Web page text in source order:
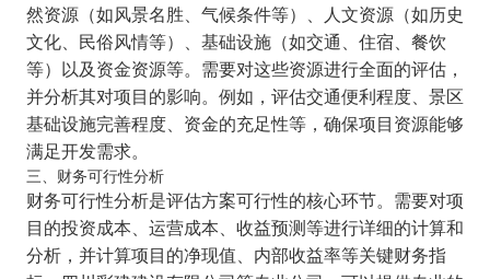
然资源（如风景名胜、气候条件等）、人文资源（如历史
文化、民俗风情等）、基础设施（如交通、住宿、餐饮
等）以及资金资源等。需要对这些资源进行全面的评估，
并分析其对项目的影响。例如，评估交通便利程度、景区
基础设施完善程度、资金的充足性等，确保项目资源能够
满足开发需求。
三、财务可行性分析
财务可行性分析是评估方案可行性的核心环节。需要对项
目的投资成本、运营成本、收益预测等进行详细的计算和
分析，并计算项目的净现值、内部收益率等关键财务指